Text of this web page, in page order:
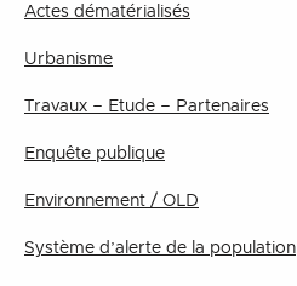
Actes dématérialisés
Urbanisme
Travaux – Etude – Partenaires
Enquête publique
Environnement / OLD
Système d’alerte de la population